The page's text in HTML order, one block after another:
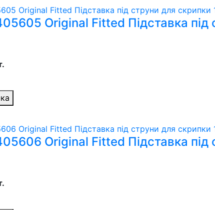
Original Fitted Підставка під
Original Fitted Підставка під